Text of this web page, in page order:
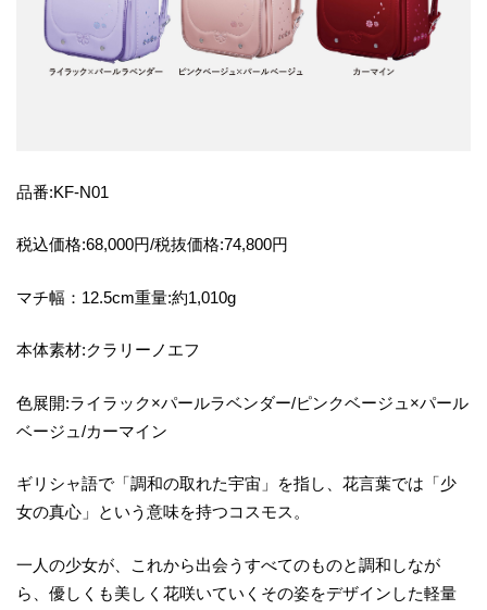
品番:KF-N01
税込価格:68,000円/税抜価格:74,800円
マチ幅：12.5cm重量:約1,010g
本体素材:クラリーノエフ
色展開:ライラック×パールラベンダー/ピンクベージュ×パール
ベージュ/カーマイン
ギリシャ語で「調和の取れた宇宙」を指し、花言葉では「少
女の真心」という意味を持つコスモス。
一人の少女が、これから出会うすべてのものと調和しなが
ら、優しくも美しく花咲いていくその姿をデザインした軽量